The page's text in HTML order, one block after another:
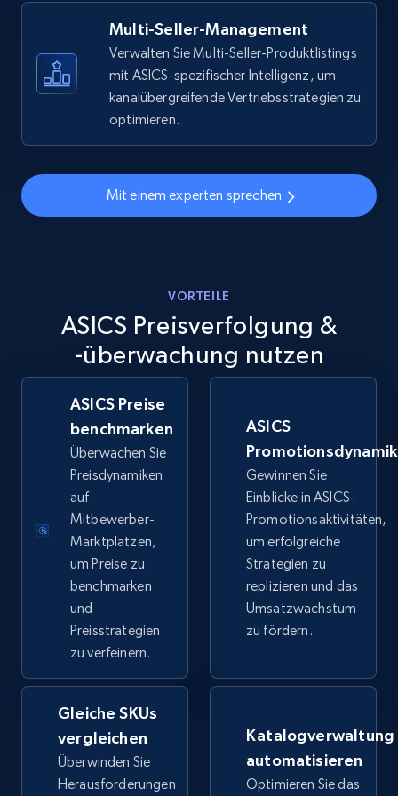
875+ Jetzt anfangen
URL, Final price, Sku, Currency, Gtin,
Specifications, Image urls, Top reviews, and
TikTok Shop
URL, Title, Available, Description, Currency, Initial
price, Final price, Discount percent, and more.
5.4K+ 668+ Jetzt anfangen
TikTok Shop - category
URL, Title, Available, Description, Currency, Initial
price, Final price, Discount percent, and more.
5.4K+ 668+ Jetzt anfangen
TikTok Shop - Collect TikTok shop products
by keywords search
URL, Title, Available, Description, Currency, Initial
Multi-Seller-Management
Verwalten Sie Multi-Seller-Produktlistings
mit ASICS-spezifischer Intelligenz, um
kanalübergreifende Vertriebsstrategien zu
optimieren.
Mit einem experten sprechen
VORTEILE
ASICS Preisverfolgung &
-überwachung nutzen
ASICS Preise
benchmarken
Überwachen Sie
Preisdynamiken
auf
Mitbewerber-
Marktplätzen,
um Preise zu
benchmarken
und
Preisstrategien
zu verfeinern.
ASICS
Gewinnen Sie
Einblicke in ASICS-
Promotionsaktivitäten,
um erfolgreiche
Strategien zu
replizieren und das
Umsatzwachstum
zu fördern.
Gleiche SKUs
vergleichen
Überwinden Sie
Herausforderungen
Katalogverwaltung
automatisieren
Optimieren Sie das